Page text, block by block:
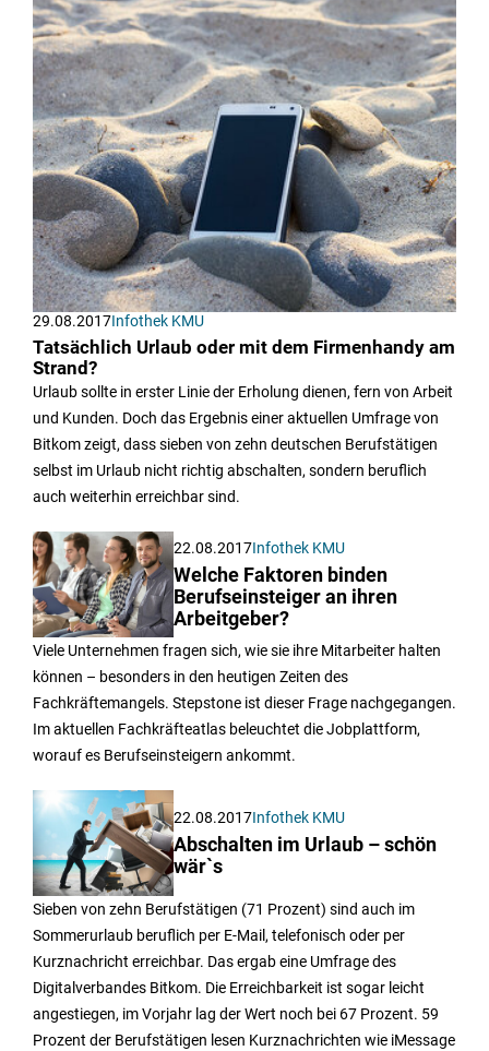
29.08.2017Infothek KMU
Tatsächlich Urlaub oder mit dem Firmenhandy am
Strand?
Urlaub sollte in erster Linie der Erholung dienen, fern von Arbeit
und Kunden. Doch das Ergebnis einer aktuellen Umfrage von
Bitkom zeigt, dass sieben von zehn deutschen Berufstätigen
selbst im Urlaub nicht richtig abschalten, sondern beruflich
auch weiterhin erreichbar sind.
22.08.2017Infothek KMU
Welche Faktoren binden
Berufseinsteiger an ihren
Arbeitgeber?
Viele Unternehmen fragen sich, wie sie ihre Mitarbeiter halten
können – besonders in den heutigen Zeiten des
Fachkräftemangels. Stepstone ist dieser Frage nachgegangen.
Im aktuellen Fachkräfteatlas beleuchtet die Jobplattform,
worauf es Berufseinsteigern ankommt.
22.08.2017Infothek KMU
Abschalten im Urlaub – schön
wär`s
Sieben von zehn Berufstätigen (71 Prozent) sind auch im
Sommerurlaub beruflich per E-Mail, telefonisch oder per
Kurznachricht erreichbar. Das ergab eine Umfrage des
Digitalverbandes Bitkom. Die Erreichbarkeit ist sogar leicht
angestiegen, im Vorjahr lag der Wert noch bei 67 Prozent. 59
Prozent der Berufstätigen lesen Kurznachrichten wie iMessage